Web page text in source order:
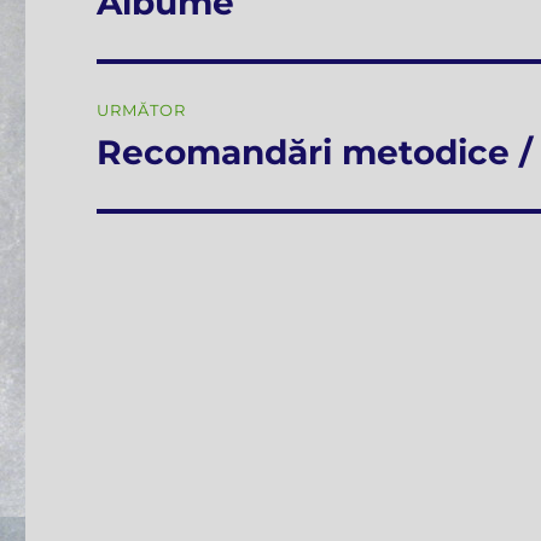
URMĂTOR
Articolul
Recomandări metodice /